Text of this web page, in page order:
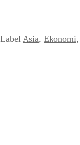
Label Asia, Ekonomi,